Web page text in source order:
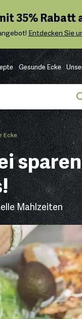
35% Rabatt
Entdecken Sie
Gesunde Ecke
Ecke
Mahlzeiten